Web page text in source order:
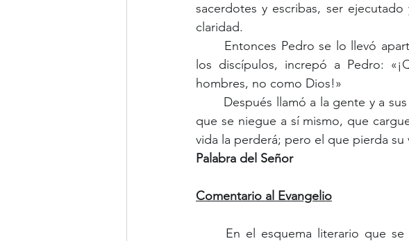
sacerdotes y escribas, ser
claridad.
los discípulos, increpó a Pedro:
hombres, no como Dios!»
que se niegue a sí mismo, que
vida la perderá; pero el que pierda su
Palabra del Señor
Comentario al Evangelio